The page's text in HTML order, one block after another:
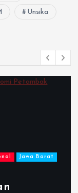
Unsika
Jawa Barat